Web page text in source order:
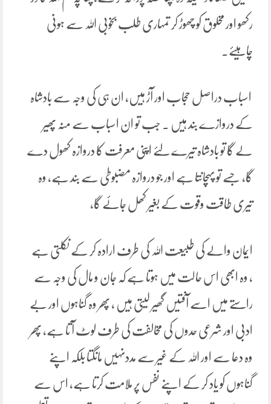
رکھو اور مخلوق کو چھوڑ کر تمہاری طلب بخوبی اللہ سے ہونی
چاہیئے۔
اسباب دراصل حجاب اور آڑ ہیں، ان ہی کی وجہ سے بادشاہ
کے دروازے بند ہیں ۔ جب تو ان اسباب سے منہ پھیر
لے گا تو بادشاہ تیرے لئے اپنی معرفت کا دروازہ کھول دے
گا، جسے تو پہچانتا ہے اور جو دروازہ مضبوطی سے بند ہے، وہ
تیری طاقت وقوت کے بغیر کھل جائے گا،
ایمان والے کی طبیعت اللہ کی طرف ارادہ کر کے نکلتی ہے
، وہ ابھی اس حالت میں ہوتا ہے کہ جان و مال کی وجہ سے
راستے میں اسے آفتیں گھیر لیتی ہیں ، پھر وہ گناہوں اور بے
ادبی اور شرعی حدوں کی مخالفت کی طرف لوٹ آ تا ہے، پھر
وہ دعا سے اور اللہ کے غیر سے مددنہیں مانگتا بلکہ اپنے
گناہوں کو یاد کر کے اپنے نفس پر ملامت کرتا ہے، اس سے